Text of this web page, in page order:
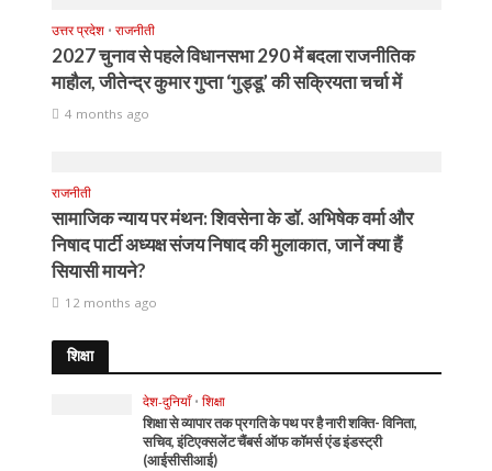
उत्तर प्रदेश • राजनीती
2027 चुनाव से पहले विधानसभा 290 में बदला राजनीतिक
माहौल, जीतेन्द्र कुमार गुप्ता ‘गुड्डू’ की सक्रियता चर्चा में
4 months ago
राजनीती
सामाजिक न्याय पर मंथन: शिवसेना के डॉ. अभिषेक वर्मा और
निषाद पार्टी अध्यक्ष संजय निषाद की मुलाकात, जानें क्या हैं
सियासी मायने?
12 months ago
शिक्षा
देश-दुनियाँ • शिक्षा
शिक्षा से व्यापार तक प्रगति के पथ पर है नारी शक्ति- विनिता,
सचिव, इंटिएक्सलेंट चैंबर्स ऑफ कॉमर्स एंड इंडस्ट्री
(आईसीसीआई)